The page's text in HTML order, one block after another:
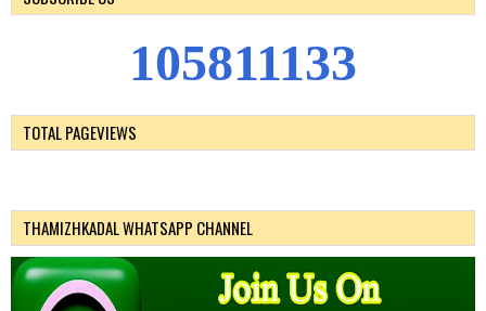
105811133
TOTAL PAGEVIEWS
THAMIZHKADAL WHATSAPP CHANNEL